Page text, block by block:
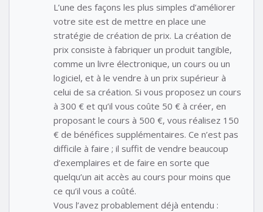
L’une des façons les plus simples d’améliorer
votre site est de mettre en place une
stratégie de création de prix. La création de
prix consiste à fabriquer un produit tangible,
comme un livre électronique, un cours ou un
logiciel, et à le vendre à un prix supérieur à
celui de sa création. Si vous proposez un cours
à 300 € et qu’il vous coûte 50 € à créer, en
proposant le cours à 500 €, vous réalisez 150
€ de bénéfices supplémentaires. Ce n’est pas
difficile à faire ; il suffit de vendre beaucoup
d’exemplaires et de faire en sorte que
quelqu’un ait accès au cours pour moins que
ce qu’il vous a coûté.
Vous l’avez probablement déjà entendu :